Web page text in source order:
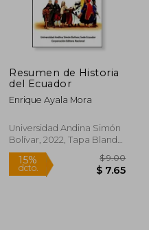
45%
Resumen de Historia
del Ecuador
Enrique Ayala Mora
Universidad Andina Simón
Bolívar, 2022, Tapa Blanda,
Nuevo